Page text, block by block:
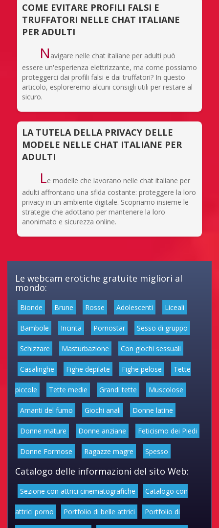
COME EVITARE PROFILI FALSI E
TRUFFATORI NELLE CHAT ITALIANE
PER ADULTI
N avigare nelle chat italiane per adulti può
essere un'esperienza elettrizzante, ma come possiamo
proteggerci dai profili falsi e dai truffatori? In questo
articolo, esploreremo alcuni consigli utili per restare al
sicuro.
LA TUTELA DELLA PRIVACY DELLE
MODELE NELLE CHAT ITALIANE PER
ADULTI
Le modelle che lavorano nelle chat italiane per
adulti affrontano una sfida costante: proteggere la loro
privacy in un ambiente digitale. Scopriamo insieme le
strategie che adottano per mantenere la loro
anonimato e sicurezza online.
Le webcam erotiche gratuite migliori al
mondo:
Bionde Brune Rosse Adolescenti Liceali
Bambole Incinta Pornostar Sesso di gruppo
Schizzare Masturbazione Con giochi sessuali
Casalinghe Fighe depilate Fighe pelose Tette
piccole Tette medie Grandi tette Muscolose
Amanti del fumo Giochi anali Donne latine
Donne mature Donne anziane Feticismo dei Piedi
Donne Formose Ragazze magre Spesso
Catalogo delle informazioni del sito Web:
Sezione con attrici cinematografiche Catalogo con
attrici porno Portfolio di belle attrici Portfolio di